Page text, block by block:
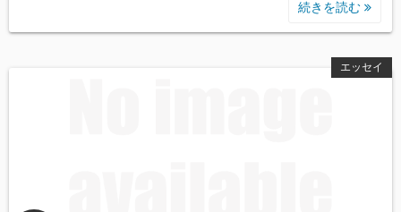
続きを読む
エッセイ